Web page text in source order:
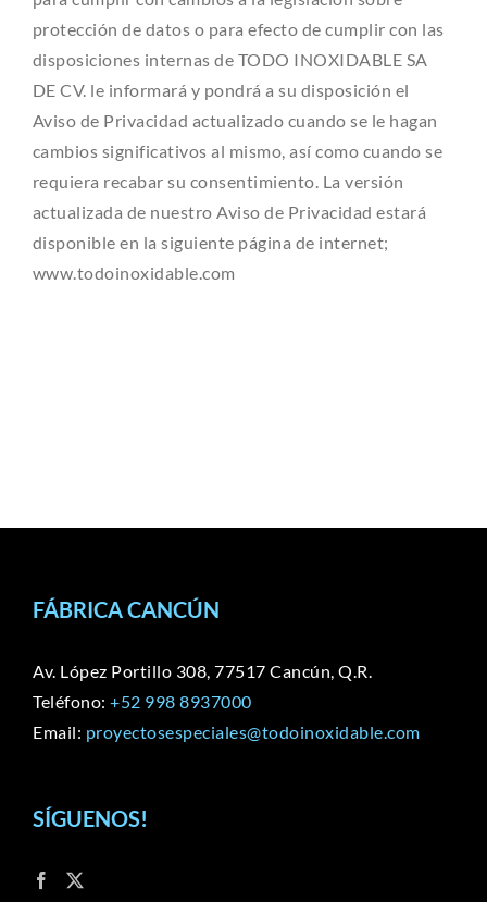
protección de datos o para efecto de cumplir con las
disposiciones internas de TODO INOXIDABLE SA
DE CV. le informará y pondrá a su disposición el
Aviso de Privacidad actualizado cuando se le hagan
cambios significativos al mismo, así como cuando se
requiera recabar su consentimiento. La versión
actualizada de nuestro Aviso de Privacidad estará
disponible en la siguiente página de internet;
www.todoinoxidable.com
FÁBRICA CANCÚN
Av. López Portillo 308, 77517 Cancún, Q.R.
Teléfono: +52 998 8937000
Email: proyectosespeciales@todoinoxidable.com
SÍGUENOS!